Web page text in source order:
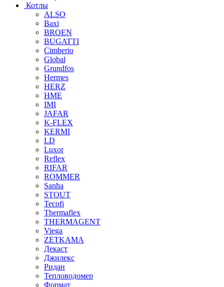
Котлы
ALSO
Baxi
BROEN
BUGATTI
Cimberio
Global
Grundfos
Hermes
HERZ
HME
IMI
JAFAR
K-FLEX
KERMI
LD
Luxor
Reflex
RIFAR
ROMMER
Sanha
STOUT
Tecofi
Thermaflex
THERMAGENT
Viega
ZETKAMA
Декаст
Джилекс
Ридан
Тепловодомер
Формат